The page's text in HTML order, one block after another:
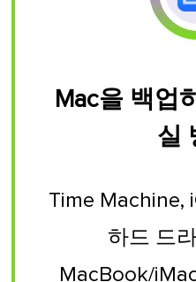
Mac을 백업
실
Time Machine,
하드 드
MacBook/